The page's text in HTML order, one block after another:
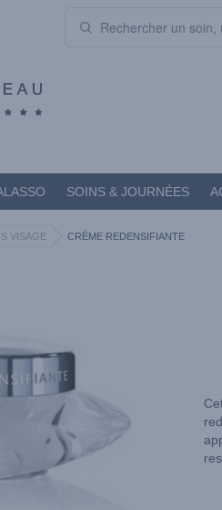
SOINS & JOURNÉES
VISAGE CRÈME REDENSIFIANTE